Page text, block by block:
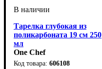
Тарелка глубокая из
поликарбоната 19 см 250
мл
One Chef
606108